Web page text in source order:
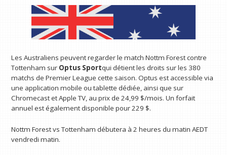
Les Australiens peuvent regarder le match Nottm Forest contre
Tottenham sur Optus Sportqui détient les droits sur les 380
matchs de Premier League cette saison. Optus est accessible via
une application mobile ou tablette dédiée, ainsi que sur
Chromecast et Apple TV, au prix de 24,99 $/mois. Un forfait
annuel est également disponible pour 229 $.
Nottm Forest vs Tottenham débutera à 2 heures du matin AEDT
vendredi matin.